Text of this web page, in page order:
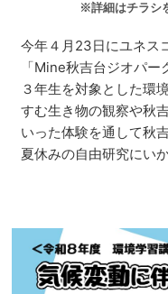
※詳細はチラシ
今年４月23日にユネス
「Mine秋吉台ジオパ
３年生を対象とした環
すむ生き物の観察や秋
いった体験を通して秋
夏休みの自由研究にい